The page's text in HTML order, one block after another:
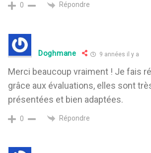
0 Répondre
Doghmane 9 années il y a
Merci beaucoup vraiment ! Je fais
grâce aux évaluations, elles sont
présentées et bien adaptées.
0 Répondre